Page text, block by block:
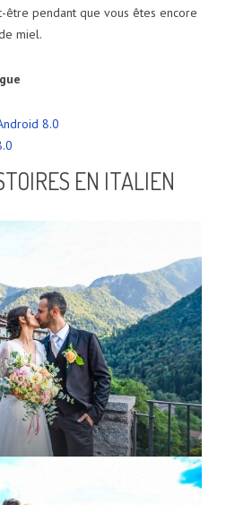
pendant que vous êtes encore
miel.
EN ITALIEN